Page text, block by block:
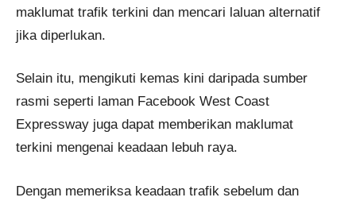
maklumat trafik terkini dan mencari laluan alternatif
jika diperlukan.
Selain itu, mengikuti kemas kini daripada sumber
rasmi seperti laman Facebook West Coast
Expressway juga dapat memberikan maklumat
terkini mengenai keadaan lebuh raya.
Dengan memeriksa keadaan trafik sebelum dan